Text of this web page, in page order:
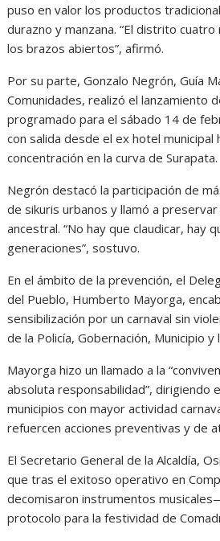
puso en valor los productos
durazno y manzana. “El distrito
los brazos abiertos”, afirmó.
Por su parte, Gonzalo Negrón, Guía
Comunidades, realizó el lanzamiento
programado para el sábado 14 de
con salida desde el ex hotel municipal
concentración en la curva de Surapata.
Negrón destacó la participación de
de sikuris urbanos y llamó a
ancestral. “No hay que claudicar, hay
generaciones”, sostuvo.
En el ámbito de la prevención, el
del Pueblo, Humberto Mayorga,
sensibilización por un carnaval sin
de la Policía, Gobernación, Municipio y
Mayorga hizo un llamado a la
absoluta responsabilidad”, dirigiendo
municipios con mayor actividad
refuercen acciones preventivas y de
El Secretario General de la Alcaldía,
que tras el exitoso operativo en
decomisaron instrumentos
protocolo para la festividad de